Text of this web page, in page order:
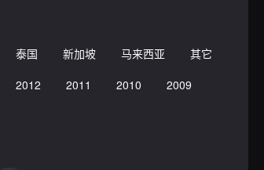
泰国 新加坡 马来西亚
其它
2012 2011 2010
2009